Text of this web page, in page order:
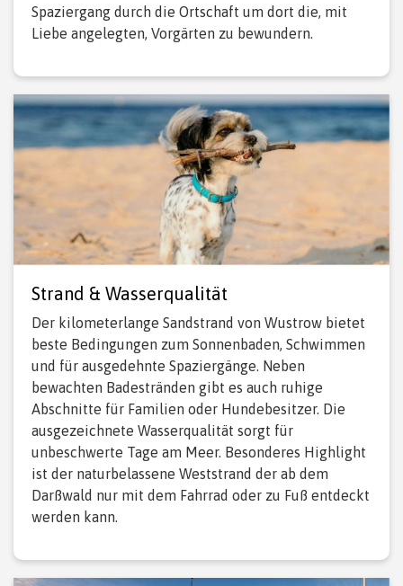
Spaziergang durch die Ortschaft um dort die, mit
Liebe angelegten, Vorgärten zu bewundern.
Strand & Wasserqualität
Der kilometerlange Sandstrand von Wustrow bietet
beste Bedingungen zum Sonnenbaden, Schwimmen
und für ausgedehnte Spaziergänge. Neben
bewachten Badestränden gibt es auch ruhige
Abschnitte für Familien oder Hundebesitzer. Die
ausgezeichnete Wasserqualität sorgt für
unbeschwerte Tage am Meer. Besonderes Highlight
ist der naturbelassene Weststrand der ab dem
Darßwald nur mit dem Fahrrad oder zu Fuß entdeckt
werden kann.